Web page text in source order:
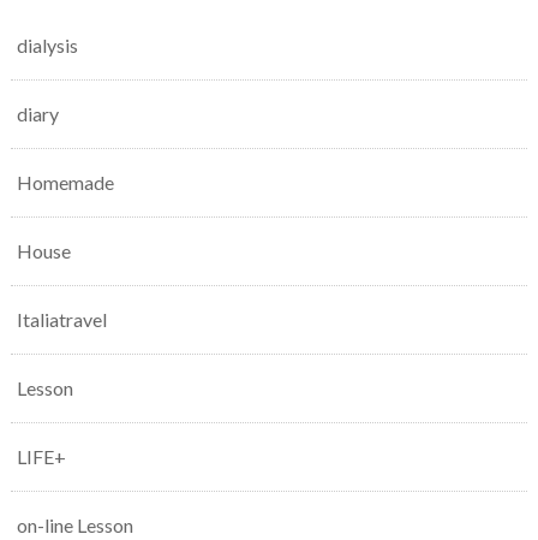
dialysis
diary
Homemade
House
Italiatravel
Lesson
LIFE+
on-line Lesson